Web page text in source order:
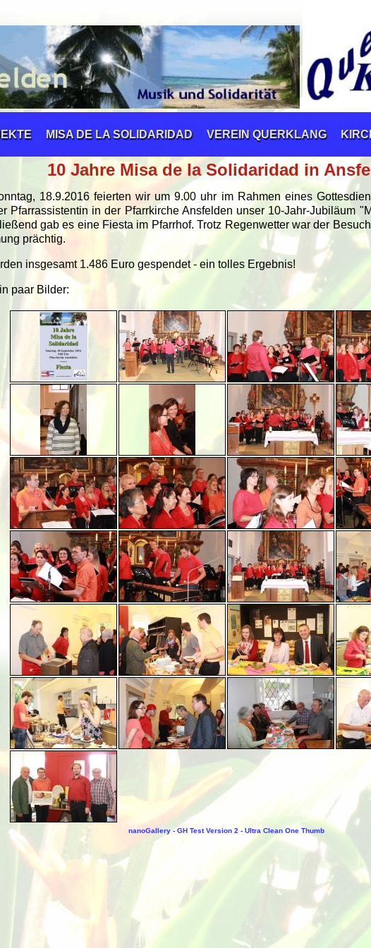
MISA DE LA SOLIDARIDAD VEREIN QUERKLANG
10 Jahre Misa de la Solidaridad in
18.9.2016 feierten wir um 9.00 uhr im Rahmen eines
Pfarrassistentin in der Pfarrkirche Ansfelden unser 10-Jahr-Jubiläum
gab es eine Fiesta im Pfarrhof. Trotz Regenwetter war der
prächtig.
insgesamt 1.486 Euro gespendet - ein tolles Ergebnis!
paar Bilder:
nanoGallery - GH Test Version 2 - Ultra Clean One Thumb